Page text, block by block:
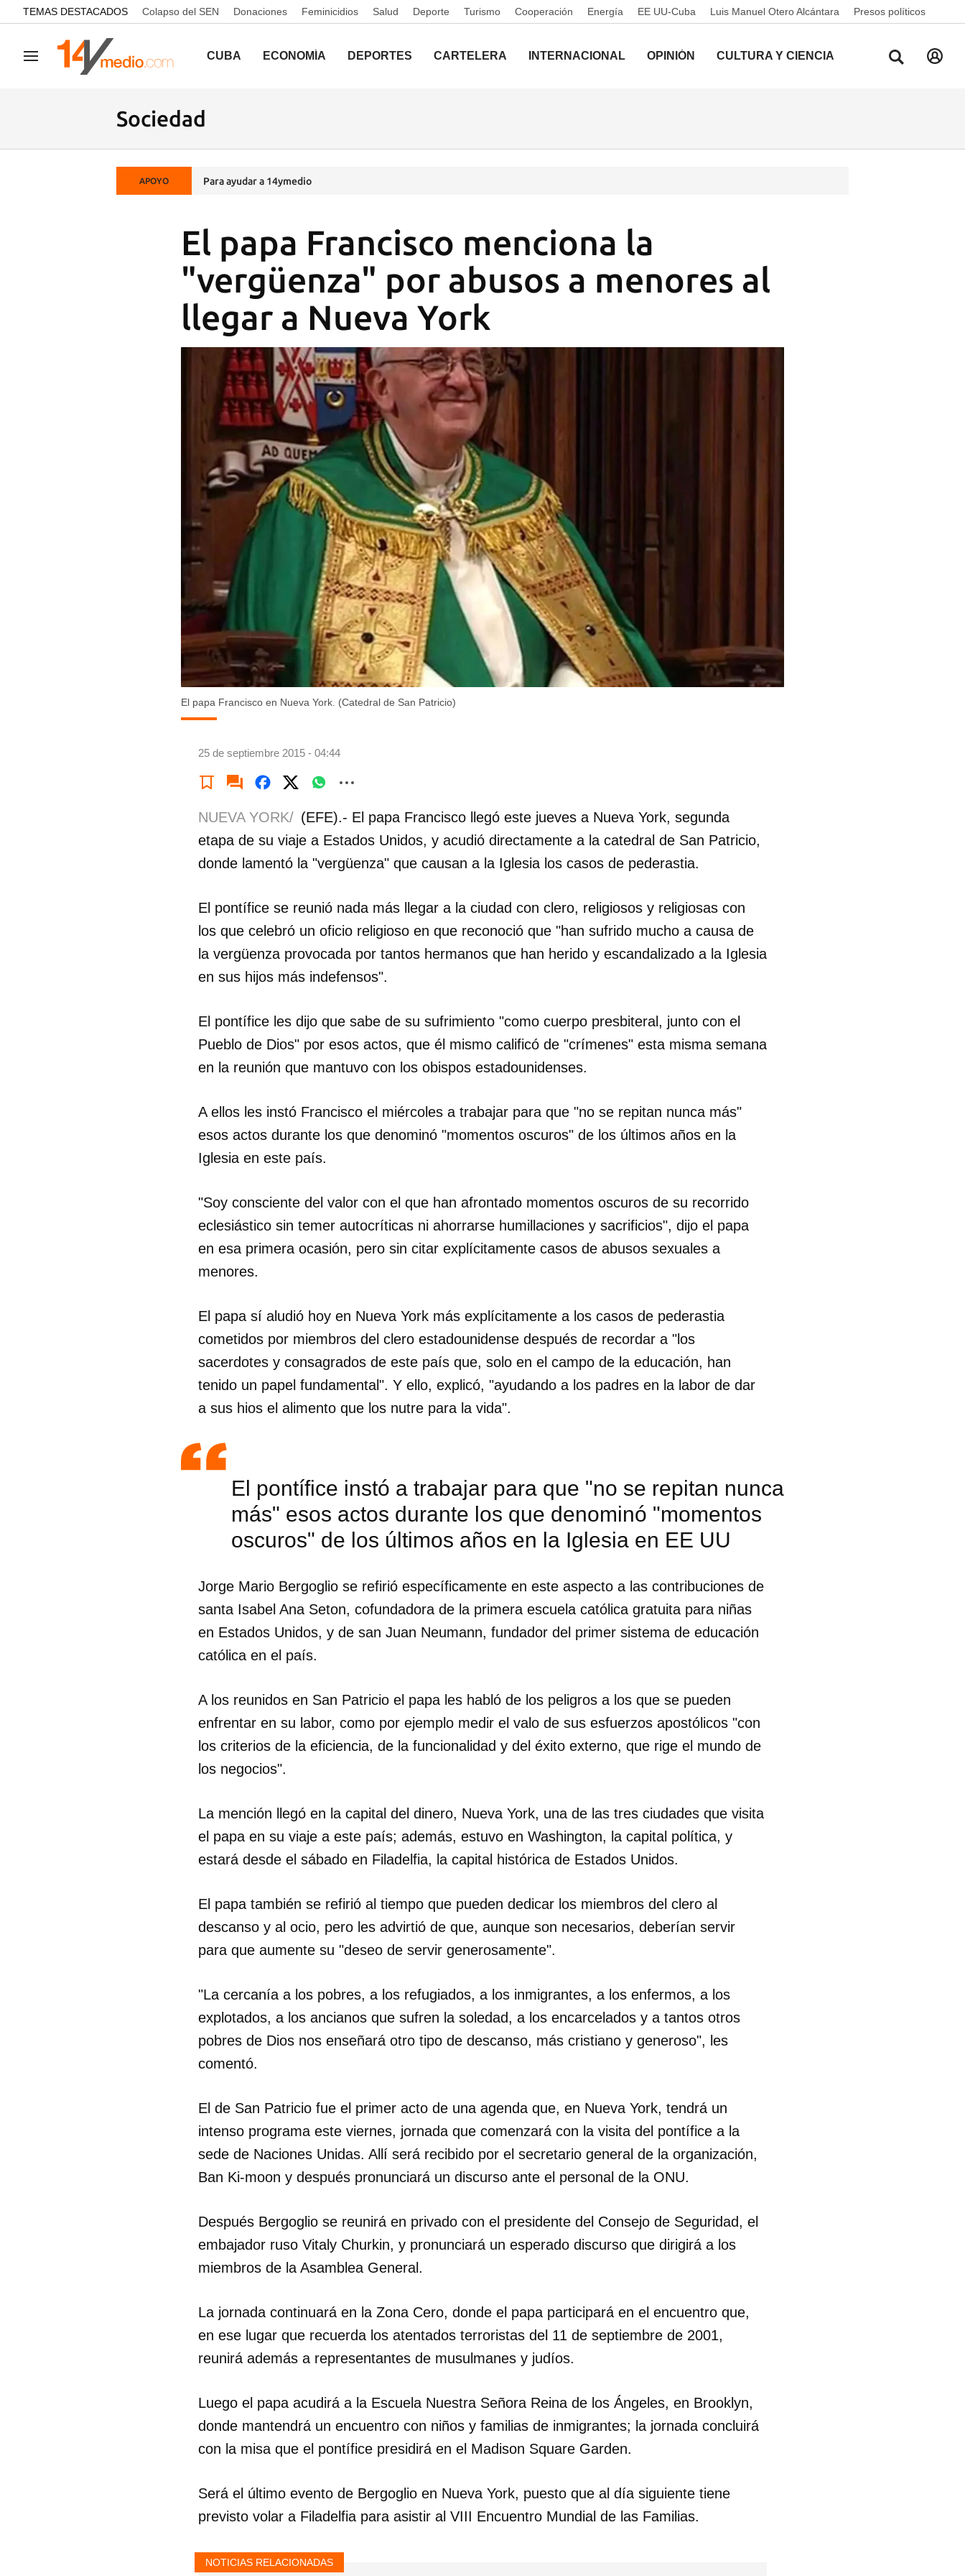
common.go-to-content
TEMAS DESTACADOS Colapso del SEN Donaciones Feminicidios Salud Deporte Turismo Cooperación Energía EE UU-Cuba Luis Manuel Otero Alcántara Presos políticos
Navegación CUBA ECONOMÍA DEPORTES CARTELERA INTERNACIONAL OPINIÓN CULTURA Y CIENCIA
Sociedad
APOYO Para ayudar a 14ymedio
El papa Francisco menciona la
"vergüenza" por abusos a menores al
llegar a Nueva York
El papa Francisco en Nueva York. (Catedral de San Patricio)
25 de septiembre 2015 - 04:44
Para poder guardar como favorito, primero has de iniciar sesión con tu
cuenta de 14ymedio.
NUEVA YORK/ (EFE).- El papa Francisco llegó este jueves a Nueva York, segunda
etapa de su viaje a Estados Unidos, y acudió directamente a la catedral de San Patricio,
donde lamentó la "vergüenza" que causan a la Iglesia los casos de pederastia.
El pontífice se reunió nada más llegar a la ciudad con clero, religiosos y religiosas con
los que celebró un oficio religioso en que reconoció que "han sufrido mucho a causa de
la vergüenza provocada por tantos hermanos que han herido y escandalizado a la Iglesia
en sus hijos más indefensos".
El pontífice les dijo que sabe de su sufrimiento "como cuerpo presbiteral, junto con el
Pueblo de Dios" por esos actos, que él mismo calificó de "crímenes" esta misma semana
en la reunión que mantuvo con los obispos estadounidenses.
A ellos les instó Francisco el miércoles a trabajar para que "no se repitan nunca más"
esos actos durante los que denominó "momentos oscuros" de los últimos años en la
Iglesia en este país.
"Soy consciente del valor con el que han afrontado momentos oscuros de su recorrido
eclesiástico sin temer autocríticas ni ahorrarse humillaciones y sacrificios", dijo el papa
en esa primera ocasión, pero sin citar explícitamente casos de abusos sexuales a
menores.
El papa sí aludió hoy en Nueva York más explícitamente a los casos de pederastia
cometidos por miembros del clero estadounidense después de recordar a "los
sacerdotes y consagrados de este país que, solo en el campo de la educación, han
tenido un papel fundamental". Y ello, explicó, "ayudando a los padres en la labor de dar
a sus hios el alimento que los nutre para la vida".
El pontífice instó a trabajar para que "no se repitan nunca
más" esos actos durante los que denominó "momentos
oscuros" de los últimos años en la Iglesia en EE UU
Jorge Mario Bergoglio se refirió específicamente en este aspecto a las contribuciones de
santa Isabel Ana Seton, cofundadora de la primera escuela católica gratuita para niñas
en Estados Unidos, y de san Juan Neumann, fundador del primer sistema de educación
católica en el país.
A los reunidos en San Patricio el papa les habló de los peligros a los que se pueden
enfrentar en su labor, como por ejemplo medir el valo de sus esfuerzos apostólicos "con
los criterios de la eficiencia, de la funcionalidad y del éxito externo, que rige el mundo de
los negocios".
La mención llegó en la capital del dinero, Nueva York, una de las tres ciudades que visita
el papa en su viaje a este país; además, estuvo en Washington, la capital política, y
estará desde el sábado en Filadelfia, la capital histórica de Estados Unidos.
El papa también se refirió al tiempo que pueden dedicar los miembros del clero al
descanso y al ocio, pero les advirtió de que, aunque son necesarios, deberían servir
para que aumente su "deseo de servir generosamente".
"La cercanía a los pobres, a los refugiados, a los inmigrantes, a los enfermos, a los
explotados, a los ancianos que sufren la soledad, a los encarcelados y a tantos otros
pobres de Dios nos enseñará otro tipo de descanso, más cristiano y generoso", les
comentó.
El de San Patricio fue el primer acto de una agenda que, en Nueva York, tendrá un
intenso programa este viernes, jornada que comenzará con la visita del pontífice a la
sede de Naciones Unidas. Allí será recibido por el secretario general de la organización,
Ban Ki-moon y después pronunciará un discurso ante el personal de la ONU.
Después Bergoglio se reunirá en privado con el presidente del Consejo de Seguridad, el
embajador ruso Vitaly Churkin, y pronunciará un esperado discurso que dirigirá a los
miembros de la Asamblea General.
La jornada continuará en la Zona Cero, donde el papa participará en el encuentro que,
en ese lugar que recuerda los atentados terroristas del 11 de septiembre de 2001,
reunirá además a representantes de musulmanes y judíos.
Luego el papa acudirá a la Escuela Nuestra Señora Reina de los Ángeles, en Brooklyn,
donde mantendrá un encuentro con niños y familias de inmigrantes; la jornada concluirá
con la misa que el pontífice presidirá en el Madison Square Garden.
Será el último evento de Bergoglio en Nueva York, puesto que al día siguiente tiene
previsto volar a Filadelfia para asistir al VIII Encuentro Mundial de las Familias.
NOTICIAS RELACIONADAS